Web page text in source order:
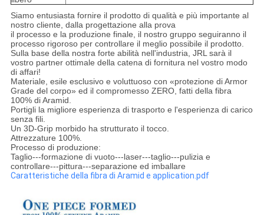
Siamo entusiasta fornire il prodotto di qualità e più importante al
nostro cliente, dalla progettazione alla prova
il processo e la produzione finale, il nostro gruppo seguiranno il
processo rigoroso per controllare il meglio possibile il prodotto.
Sulla base della nostra forte abilità nell'industria, JRL sarà il
vostro partner ottimale della catena di fornitura nel vostro modo
di affari!
Materiale, esile esclusivo e voluttuoso con «protezione di Armor
Grade del corpo» ed il compromesso ZERO, fatti della fibra
100% di Aramid.
Portigli la migliore esperienza di trasporto e l'esperienza di carico
senza fili.
Un 3D-Grip morbido ha strutturato il tocco.
Attrezzature 100%.
Processo di produzione:
Taglio---formazione di vuoto---laser---taglio---pulizia e
controllare---pittura---separazione ed imballare
Caratteristiche della fibra di Aramid e application.pdf